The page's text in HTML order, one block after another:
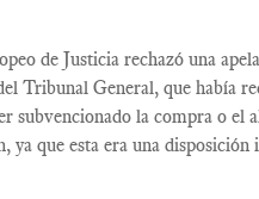
de Justicia rechazó una
Tribunal General, que había
subvencionado la compra o el
, ya que esta era una disposición